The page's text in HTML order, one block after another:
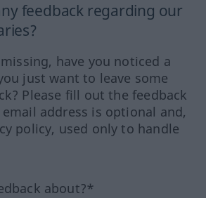
feedback regarding our
have you noticed a
just want to leave some
Please fill out the feedback
address is optional and,
policy, used only to handle
about?*